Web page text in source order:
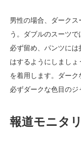
男性の場合、ダーク
う。ダブルのスーツ
必ず留め、パンツに
はするようにしまし
を着用します。ダーク
必ずダークな色目のジ
報道モニタ